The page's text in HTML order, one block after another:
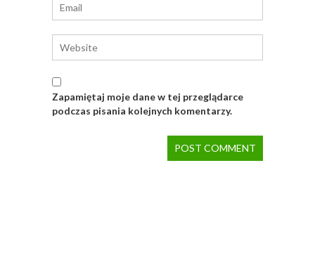
Zapamiętaj moje dane w tej przeglądarce
podczas pisania kolejnych komentarzy.